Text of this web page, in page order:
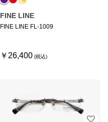
FINE LINE
FINE LINE FL-1009
￥26,400